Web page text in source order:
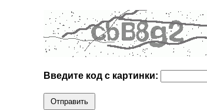
Введите код с картинки:
Отправить